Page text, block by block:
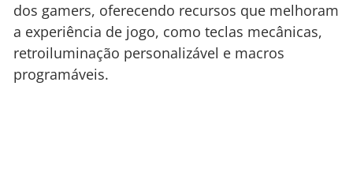
dos gamers, oferecendo recursos que melhoram
a experiência de jogo, como teclas mecânicas,
retroiluminação personalizável e macros
programáveis.